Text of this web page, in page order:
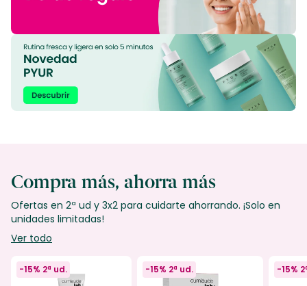
Compra más, ahorra más
Ofertas en 2ª ud y 3x2 para cuidarte ahorrando. ¡Solo en
unidades limitadas!
Ver todo
-15% 2ª ud. -15% 2ª ud. -15%